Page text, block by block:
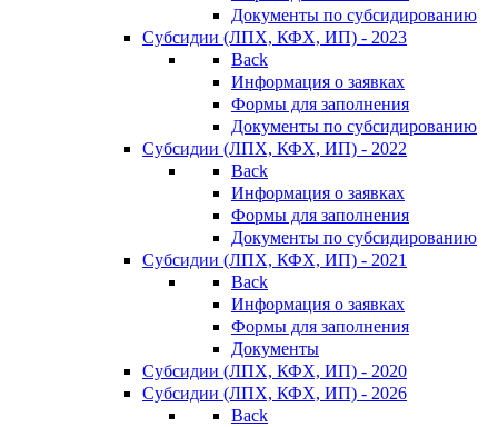
Документы по субсидированию
Субсидии (ЛПХ, КФХ, ИП) - 2023
Back
Информация о заявках
Формы для заполнения
Документы по субсидированию
Субсидии (ЛПХ, КФХ, ИП) - 2022
Back
Информация о заявках
Формы для заполнения
Документы по субсидированию
Субсидии (ЛПХ, КФХ, ИП) - 2021
Back
Информация о заявках
Формы для заполнения
Документы
Субсидии (ЛПХ, КФХ, ИП) - 2020
Субсидии (ЛПХ, КФХ, ИП) - 2026
Back